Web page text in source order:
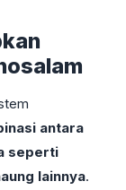
antara
seperti
lainnya.